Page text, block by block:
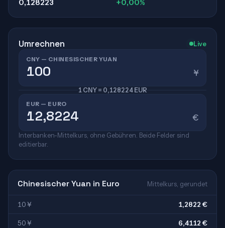
0,128223 +0,00%
Umrechnen Live
CNY — CHINESISCHER YUAN
¥
1 CNY = 0,128224 EUR
EUR — EURO
€
Interbanken-Mittelkurs, ohne Gebühren. Beide Felder sind
editierbar.
Chinesischer Yuan in Euro Mittelkurs, gerundet
10 ¥ 1,2822 €
50 ¥ 6,4112 €